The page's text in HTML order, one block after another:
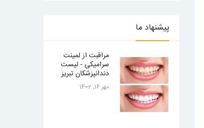
پیشنهادما
مراقبت از لمینت
سرامیکی - لیست
دندانپزشکان تبریز
مهر 16, 1402